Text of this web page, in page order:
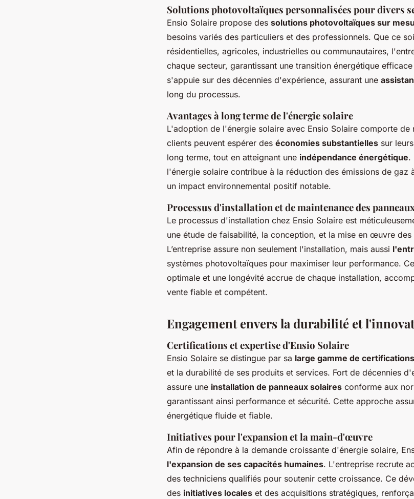
Solutions photovoltaïques personnalisées pour divers
Ensio Solaire propose des solutions photovoltaïques sur
besoins variés des particuliers et des professionnels. Que ce
résidentielles, agricoles, industrielles ou communautaires,
chaque secteur, garantissant une transition énergétique
s'appuie sur des décennies d'expérience, assurant une
long du processus.
Avantages à long terme de l'énergie solaire
L'adoption de l'énergie solaire avec Ensio Solaire comporte de
clients peuvent espérer des économies substantielles sur
long terme, tout en atteignant une indépendance énergétique.
l'énergie solaire contribue à la réduction des émissions de gaz
un impact environnemental positif notable.
Processus d'installation et de maintenance des
Le processus d'installation chez Ensio Solaire est
une étude de faisabilité, la conception, et la mise en œuvre des
L’entreprise assure non seulement l'installation, mais aussi
systèmes photovoltaïques pour maximiser leur performance.
optimale et une longévité accrue de chaque installation,
vente fiable et compétent.
Engagement envers la durabilité et
Certifications et expertise d'Ensio Solaire
Ensio Solaire se distingue par sa large gamme de certifications
et la durabilité de ses produits et services. Fort de décennies
assure une installation de panneaux solaires conforme aux
garantissant ainsi performance et sécurité. Cette approche
énergétique fluide et fiable.
Initiatives pour l'expansion et la main-d'œuvre
Afin de répondre à la demande croissante d'énergie solaire,
l'expansion de ses capacités humaines. L'entreprise recrute
des techniciens qualifiés pour soutenir cette croissance. Ce
des initiatives locales et des acquisitions stratégiques,